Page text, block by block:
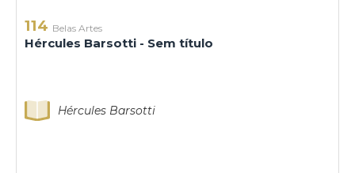
114 Belas Artes
Hércules Barsotti - Sem título
Hércules Barsotti